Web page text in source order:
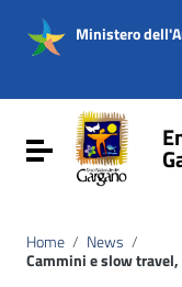
Vai al menu di
Vai al footer
Ministero
Attiva / disattiva
Home / News /
Cammini e slow travel,